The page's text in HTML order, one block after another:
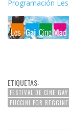
Programación
ETIQUETAS:
FESTIVAL DE CINE
PUCCINI FOR